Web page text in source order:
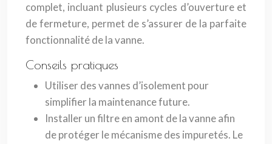
complet, incluant plusieurs cycles d’ouverture et
de fermeture, permet de s’assurer de la parfaite
fonctionnalité de la vanne.
Conseils pratiques
Utiliser des vannes d’isolement pour
simplifier la maintenance future.
Installer un filtre en amont de la vanne afin
de protéger le mécanisme des impuretés. Le